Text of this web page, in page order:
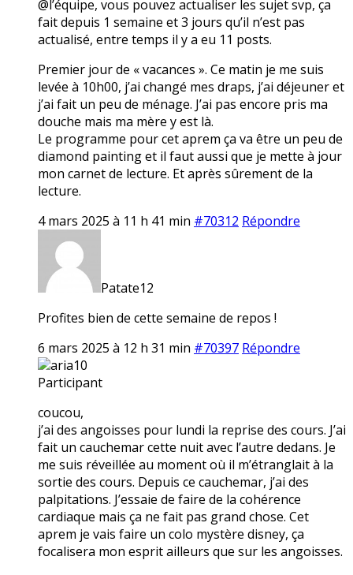
@l’équipe, vous pouvez actualiser les sujet svp, ça
fait depuis 1 semaine et 3 jours qu’il n’est pas
actualisé, entre temps il y a eu 11 posts.
Premier jour de « vacances ». Ce matin je me suis
levée à 10h00, j’ai changé mes draps, j’ai déjeuner et
j’ai fait un peu de ménage. J’ai pas encore pris ma
douche mais ma mère y est là.
Le programme pour cet aprem ça va être un peu de
diamond painting et il faut aussi que je mette à jour
mon carnet de lecture. Et après sûrement de la
lecture.
4 mars 2025 à 11 h 41 min #70312 Répondre
Patate12
Profites bien de cette semaine de repos !
6 mars 2025 à 12 h 31 min #70397 Répondre
aria10
Participant
coucou,
j’ai des angoisses pour lundi la reprise des cours. J’ai
fait un cauchemar cette nuit avec l’autre dedans. Je
me suis réveillée au moment où il m’étranglait à la
sortie des cours. Depuis ce cauchemar, j’ai des
palpitations. J’essaie de faire de la cohérence
cardiaque mais ça ne fait pas grand chose. Cet
aprem je vais faire un colo mystère disney, ça
focalisera mon esprit ailleurs que sur les angoisses.